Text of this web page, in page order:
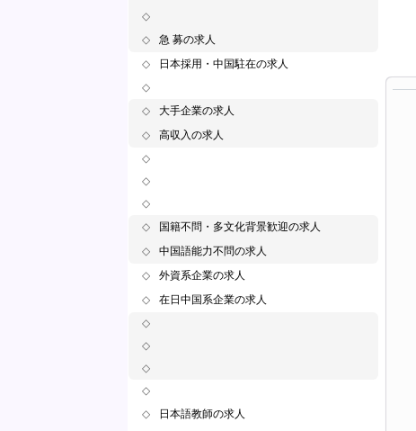
◇
◇
急 募の求人
◇
日本採用・中国駐在の求人
◇
◇
大手企業の求人
◇
高収入の求人
◇
◇
◇
◇
国籍不問・多文化背景歓迎の求人
◇
中国語能力不問の求人
◇
外資系企業の求人
◇
在日中国系企業の求人
◇
◇
◇
◇
◇
日本語教師の求人